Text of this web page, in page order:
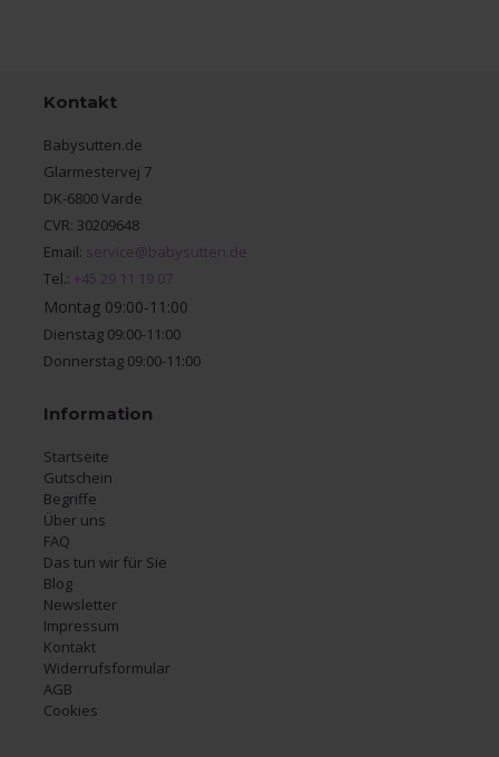
Kontakt
Babysutten.de
Glarmestervej 7
DK-6800 Varde
CVR: 30209648
Email: service@babysutten.de
Tel.: +45 29 11 19 07
Montag 09:00-11:00
Dienstag 09:00-11:00
Donnerstag 09:00-11:00
Information
Startseite
Gutschein
Begriffe
Über uns
FAQ
Das tun wir für Sie
Blog
Newsletter
Impressum
Kontakt
Widerrufsformular
AGB
Cookies